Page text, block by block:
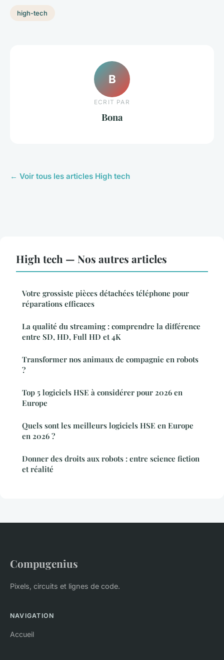
high-tech
B
ECRIT PAR
Bona
← Voir tous les articles High tech
High tech — Nos autres articles
Votre grossiste pièces détachées téléphone pour
réparations efficaces
La qualité du streaming : comprendre la différence
entre SD, HD, Full HD et 4K
Transformer nos animaux de compagnie en robots
?
Top 5 logiciels HSE à considérer pour 2026 en
Europe
Quels sont les meilleurs logiciels HSE en Europe
en 2026 ?
Donner des droits aux robots : entre science fiction
et réalité
Compugenius
Pixels, circuits et lignes de code.
NAVIGATION
Accueil